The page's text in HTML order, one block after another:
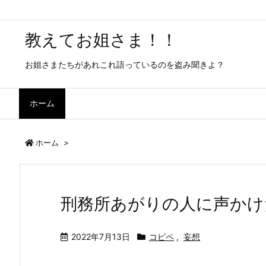
教えてお姐さま！！
お姐さまたちがあれこれ語っているのを盗み聞きよ？
ホーム
ホーム >
刑務所あがりの人に声か
2022年7月13日 コピペ , 妄想